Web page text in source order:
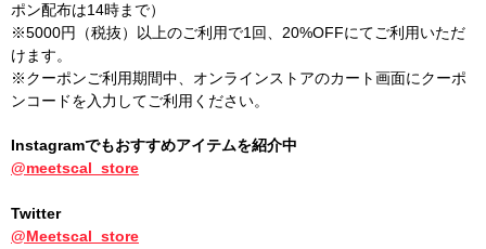
ポン配布は14時まで）
※5000円（税抜）以上のご利用で1回、20%OFFにてご利用いただ
けます。
※クーポンご利用期間中、オンラインストアのカート画面にクーポ
ンコードを入力してご利用ください。
Instagramでもおすすめアイテムを紹介中
@meetscal_store
Twitter
@Meetscal_store